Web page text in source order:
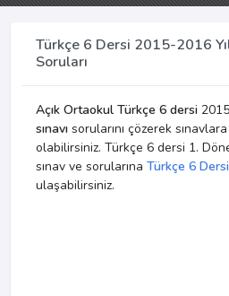
Türkçe 6 Dersi 2015-2016
Soruları
Açık Ortaokul Türkçe 6 dersi
sınavı sorularını çözerek sınavlara
olabilirsiniz. Türkçe 6 dersi 1.
sınav ve sorularına Türkçe 6 Dersi
ulaşabilirsiniz.